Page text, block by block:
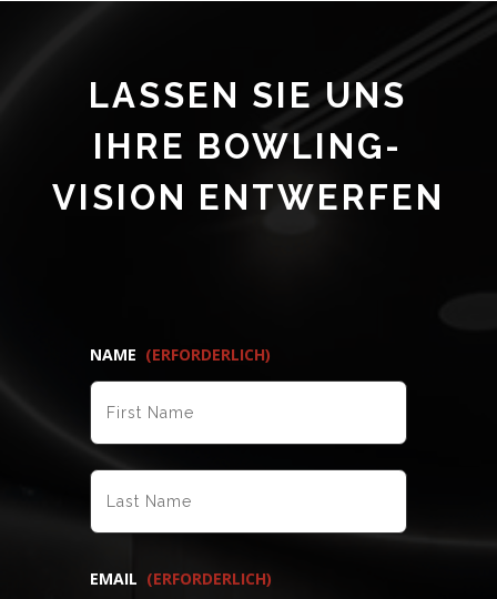
LASSEN SIE UNS
IHRE BOWLING-
VISION ENTWERFEN
NAME (ERFORDERLICH)
VORNAME
NACHNAME
EMAIL (ERFORDERLICH)